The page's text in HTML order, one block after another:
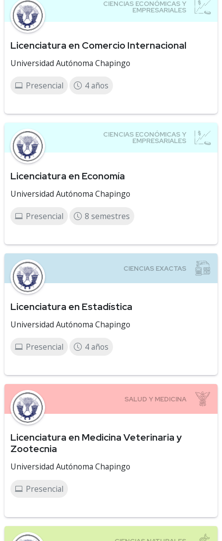
Licenciatura en Comercio Internacional
Universidad Autónoma Chapingo
Presencial 4 años
Licenciatura en Economía
Universidad Autónoma Chapingo
Presencial 8 semestres
Licenciatura en Estadística
Universidad Autónoma Chapingo
Presencial 4 años
Licenciatura en Medicina Veterinaria y
Zootecnia
Universidad Autónoma Chapingo
Presencial